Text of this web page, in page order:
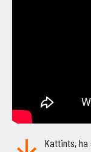
Kattints, ha